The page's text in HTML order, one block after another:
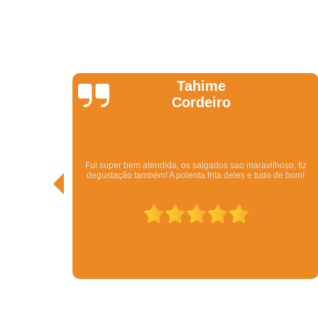
Kathy
vários tipos de salgados por um ótimo preço. Além da rapidez.
Em menos de meia hora eu tinha resolvido todo o problema de